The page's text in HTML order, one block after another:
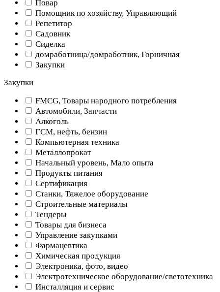
Повар
Помощник по хозяйству, Управляющий
Репетитор
Садовник
Сиделка
домработница/домработник, Горничная
Закупки
Закупки
FMCG, Товары народного потребления
Автомобили, Запчасти
Алкоголь
ГСМ, нефть, бензин
Компьютерная техника
Металлопрокат
Начальный уровень, Мало опыта
Продукты питания
Сертификация
Станки, Тяжелое оборудование
Строительные материалы
Тендеры
Товары для бизнеса
Управление закупками
Фармацевтика
Химическая продукция
Электроника, фото, видео
Электротехническое оборудование/светотехника
Инсталляция и сервис